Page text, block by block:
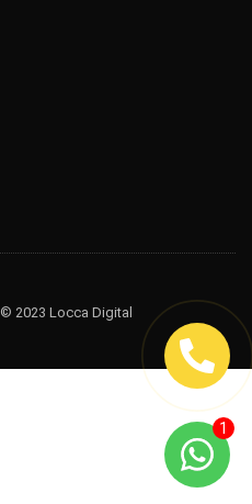
© 2023 Locca Digital
1